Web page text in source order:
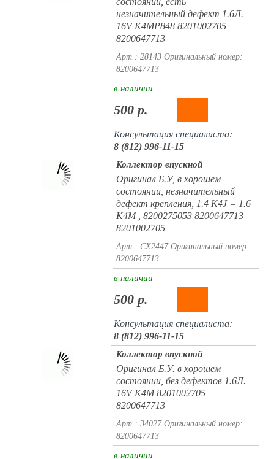
незначительный дефект 1.6Л.
16V K4MP848 8201002705
8200647713
Арт.: 28143 Оригинальный номер:
8200647713
в наличии
500 р.
Консультация специалиста:
8 (812) 996-11-15
Коллектор впускной
Оригинал Б.У, в хорошем
состоянии, незначительный
дефект крепления, 1.4 K4J = 1.6
K4M , 8200275053 8200647713
8201002705
Арт.: CX2447 Оригинальный номер:
8200647713
в наличии
500 р.
Консультация специалиста:
8 (812) 996-11-15
Коллектор впускной
Оригинал Б.У. в хорошем
состоянии, без дефектов 1.6Л.
16V K4M 8201002705
8200647713
Арт.: 34027 Оригинальный номер:
8200647713
в наличии